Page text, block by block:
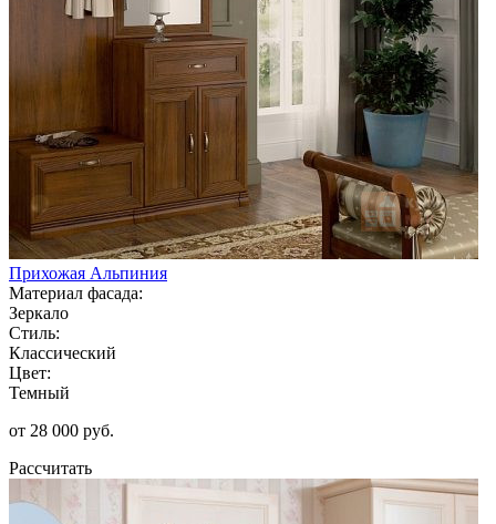
Прихожая Альпиния
Материал фасада:
Зеркало
Стиль:
Классический
Цвет:
Темный
от 28 000 руб.
Рассчитать